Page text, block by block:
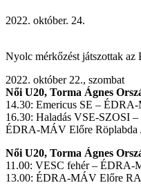
2022. október. 24.
Nyolc mérkőzést játszottak
2022. október 22., szombat
Női U20, Torma Ágnes
14.30: Emericus SE –
16.30: Haladás VSE-SZOSI
ÉDRA-MÁV Előre Röplabda
Női U20, Torma Ágnes
11.00: VESC fehér –
13.00: ÉDRA-MÁV Előre